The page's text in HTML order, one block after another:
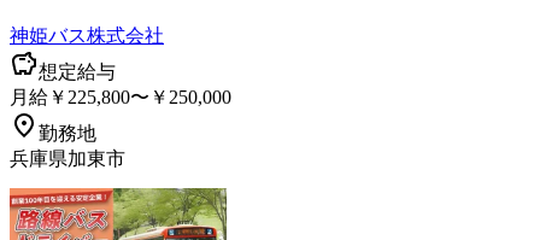
神姫バス株式会社
想定給与
月給￥225,800〜￥250,000
勤務地
兵庫県加東市